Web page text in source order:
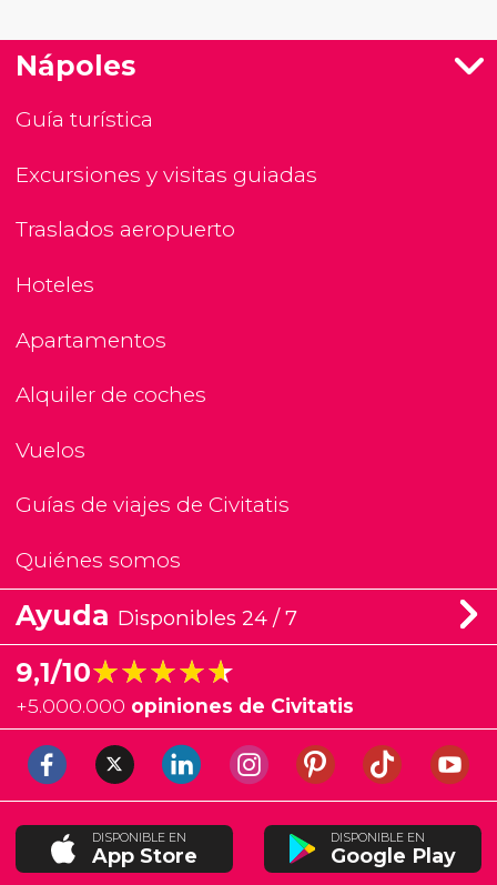
Nápoles
Guía turística
Excursiones y visitas guiadas
Traslados aeropuerto
Hoteles
Apartamentos
Alquiler de coches
Vuelos
Guías de viajes de Civitatis
Quiénes somos
Ayuda Disponibles 24 / 7
9,1/10★★★★★
★★★★★
+5.000.000 opiniones de Civitatis
DISPONIBLE EN
App Store
DISPONIBLE EN
Google Play